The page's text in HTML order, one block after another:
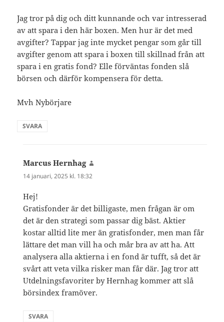
Jag tror på dig och ditt kunnande och var intresserad
av att spara i den här boxen. Men hur är det med
avgifter? Tappar jag inte mycket pengar som går till
avgifter genom att spara i boxen till skillnad från att
spara i en gratis fond? Elle förväntas fonden slå
börsen och därför kompensera för detta.
Mvh Nybörjare
SVARA
Marcus Hernhag
14 januari, 2025 kl. 18:32
Hej!
Gratisfonder är det billigaste, men frågan är om
det är den strategi som passar dig bäst. Aktier
kostar alltid lite mer än gratisfonder, men man får
lättare det man vill ha och mår bra av att ha. Att
analysera alla aktierna i en fond är tufft, så det är
svårt att veta vilka risker man får där. Jag tror att
Utdelningsfavoriter by Hernhag kommer att slå
börsindex framöver.
SVARA